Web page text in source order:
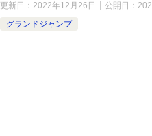
更新日： 2022年12月26日 公開日：
グランドジャンプ